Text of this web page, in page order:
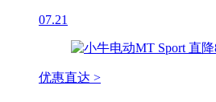
07.21
优惠直达 >